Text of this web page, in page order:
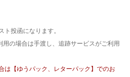
ト投函になります。
の場合は手渡し、追跡サービスがご利用
は【ゆうパック、レターパック】でのお